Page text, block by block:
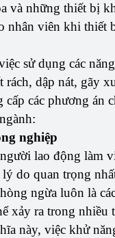
và những thiết bị
nhân viên khi
sử dụng các
dập nát, gãy
cấp các phương
nghiệp
lao động làm
do quan trọng
ngừa luôn là
xảy ra trong
này, việc khử